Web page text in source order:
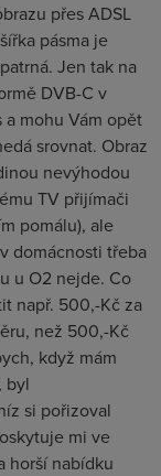
přes ADSL
pásma je
Jen tak na
DVB-C v
mohu Vám opět
srovnat. Obraz
nevýhodou
TV přijímači
pomálu), ale
domácnosti třeba
u O2 nejde. Co
např. 500,-Kč za
než 500,-Kč
když mám
byl
si pořizoval
mi ve
horší nabídku